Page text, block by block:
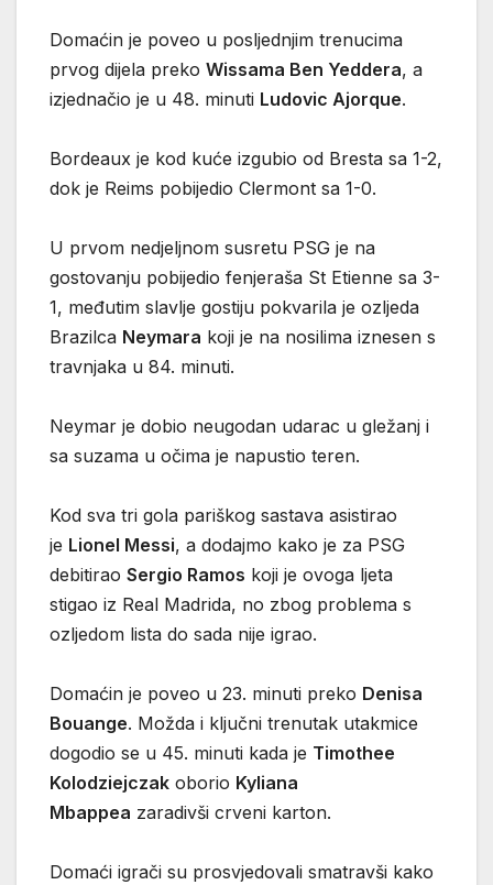
Domaćin je poveo u posljednjim trenucima
prvog dijela preko Wissama Ben Yeddera, a
izjednačio je u 48. minuti Ludovic Ajorque.
Bordeaux je kod kuće izgubio od Bresta sa 1-2,
dok je Reims pobijedio Clermont sa 1-0.
U prvom nedjeljnom susretu PSG je na
gostovanju pobijedio fenjeraša St Etienne sa 3-
1, međutim slavlje gostiju pokvarila je ozljeda
Brazilca Neymara koji je na nosilima iznesen s
travnjaka u 84. minuti.
Neymar je dobio neugodan udarac u gležanj i
sa suzama u očima je napustio teren.
Kod sva tri gola pariškog sastava asistirao
je Lionel Messi, a dodajmo kako je za PSG
debitirao Sergio Ramos koji je ovoga ljeta
stigao iz Real Madrida, no zbog problema s
ozljedom lista do sada nije igrao.
Domaćin je poveo u 23. minuti preko Denisa
Bouange. Možda i ključni trenutak utakmice
dogodio se u 45. minuti kada je Timothee
Kolodziejczak oborio Kyliana
Mbappea zaradivši crveni karton.
Domaći igrači su prosvjedovali smatravši kako